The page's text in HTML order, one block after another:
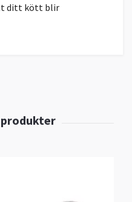
ditt kött blir